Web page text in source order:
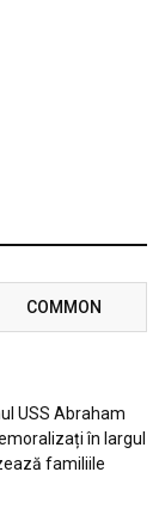
COMMON
USS Abraham
în largul
familiile